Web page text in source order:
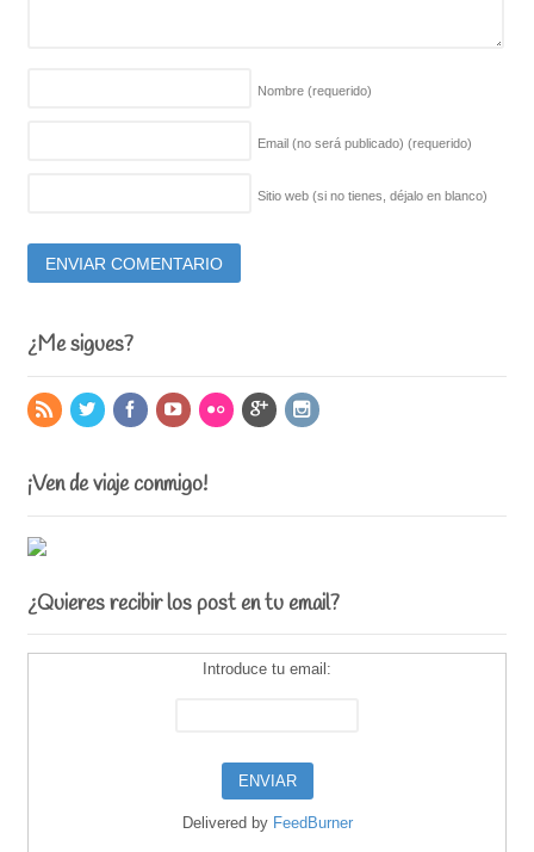
Nombre (requerido)
Email (no será publicado) (requerido)
Sitio web (si no tienes, déjalo en blanco)
¿Me sigues?
¡Ven de viaje conmigo!
¿Quieres recibir los post en tu email?
Introduce tu email:
Delivered by FeedBurner